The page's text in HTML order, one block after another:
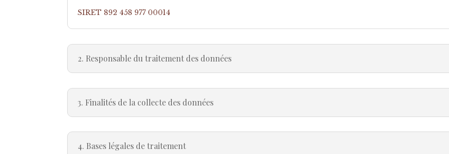
SIRET 892 458 977 00014
2. Responsable du traitement des données
3. Finalités de la collecte des données
4. Bases légales de traitement